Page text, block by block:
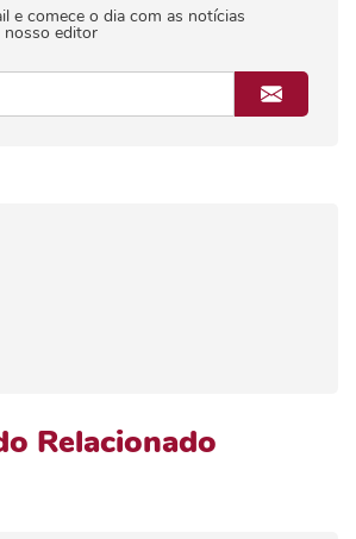
e comece o dia com as notícias
nosso editor
Relacionado